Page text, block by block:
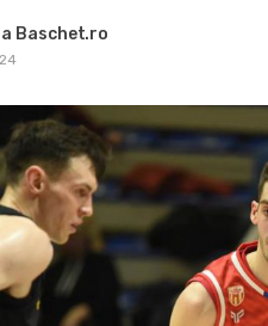
Baschet.ro